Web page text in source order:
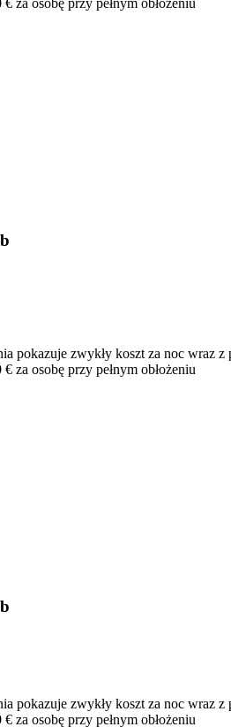
pokazuje zwykły koszt za noc wraz
za osobę przy pełnym obłożeniu
pokazuje zwykły koszt za noc wraz
za osobę przy pełnym obłożeniu